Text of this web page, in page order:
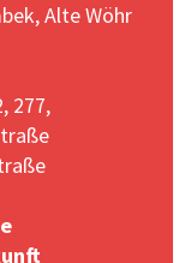
Alte Wöhr
277,